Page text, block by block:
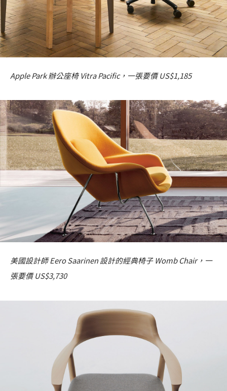
Apple Park 辦公座椅 Vitra Pacific，一張要價 US$1,185
美國設計師 Eero Saarinen 設計的經典椅子 Womb Chair，一
張要價 US$3,730